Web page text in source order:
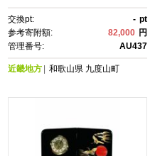
交換pt: - pt
参考寄附額:
82,000 円
管理番号:
AU437
近畿地方 和歌山県 九度山町